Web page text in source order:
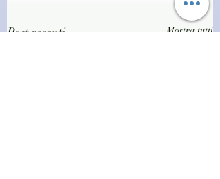
Post recenti Mostra tutti